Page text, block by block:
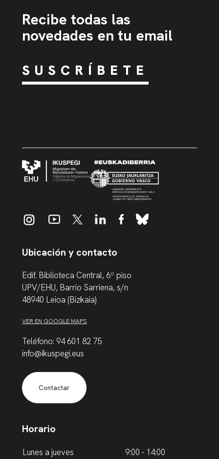
Recibe todas las
novedades en tu email
SUSCRÍBETE
Ubicación y contacto
Edif. Biblioteca Central, 6º piso
UPV/EHU, Barrio Sarriena, s/n
48940 Leioa (Bizkaia)
VER EN GOOGLE MAPS
Teléfono: 94 601 82 75
info@ikuspegi.eus
Contactar
Horario
Lunes a jueves
9:00 - 14:00